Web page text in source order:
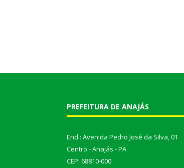
PREFEITURA DE ANAJÁS
End.: Avenida Pedro José da Silva, 01
Centro - Anajás - PA
CEP: 68810-000